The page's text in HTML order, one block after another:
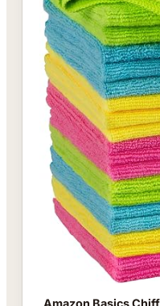
Amazon Basics